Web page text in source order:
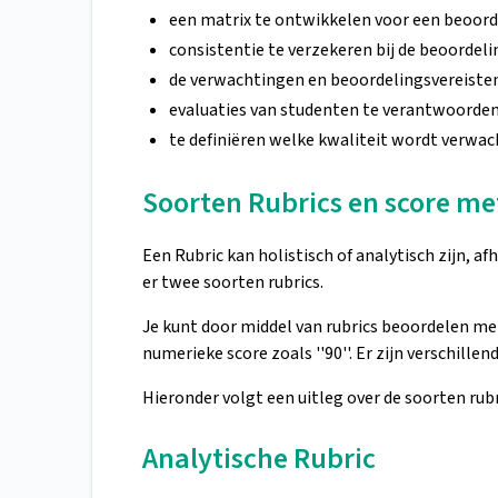
een matrix te ontwikkelen voor een
consistentie te verzekeren bij de
de verwachtingen en
evaluaties van studenten te
te definiëren welke kwaliteit wordt
Soorten Rubrics en score
Een Rubric kan holistisch of analytisch zijn,
er twee soorten rubrics.
Je kunt door middel van rubrics beoordelen
numerieke score zoals ''90''. Er zijn
Hieronder volgt een uitleg over de soorten
Analytische Rubric